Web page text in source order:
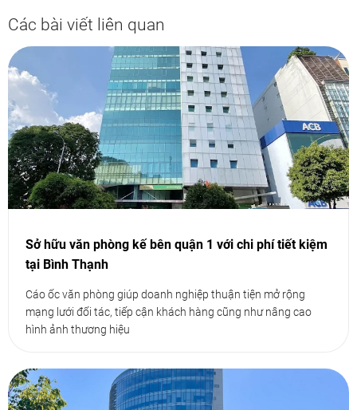
Các bài viết liên quan
Sở hữu văn phòng kế bên quận 1 với chi phí tiết kiệm
tại Bình Thạnh
Cáo ốc văn phòng giúp doanh nghiệp thuận tiện mở rộng
mạng lưới đối tác, tiếp cận khách hàng cũng như nâng cao
hình ảnh thương hiệu